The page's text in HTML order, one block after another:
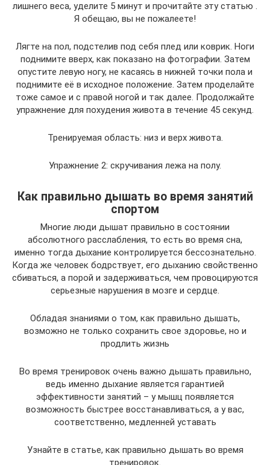
лишнего веса, уделите 5 минут и прочитайте эту статью .
Я обещаю, вы не пожалеете!
Лягте на пол, подстелив под себя плед или коврик. Ноги
поднимите вверх, как показано на фотографии. Затем
опустите левую ногу, не касаясь в нижней точки пола и
поднимите её в исходное положение. Затем проделайте
тоже самое и с правой ногой и так далее. Продолжайте
упражнение для похудения живота в течение 45 секунд.
Тренируемая область: низ и верх живота.
Упражнение 2: скручивания лежа на полу.
Как правильно дышать во время занятий
спортом
Многие люди дышат правильно в состоянии
абсолютного расслабления, то есть во время сна,
именно тогда дыхание контролируется бессознательно.
Когда же человек бодрствует, его дыханию свойственно
сбиваться, а порой и задерживаться, чем провоцируются
серьезные нарушения в мозге и сердце.
Обладая знаниями о том, как правильно дышать,
возможно не только сохранить свое здоровье, но и
продлить жизнь
Во время тренировок очень важно дышать правильно,
ведь именно дыхание является гарантией
эффективности занятий – у мышц появляется
возможность быстрее восстанавливаться, а у вас,
соответственно, медленней уставать
Узнайте в статье, как правильно дышать во время
тренировок.